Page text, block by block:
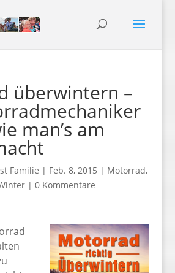
überwintern –
man’s am
Familie | Feb. 8, 2015 | Motorrad,
| 0 Kommentare